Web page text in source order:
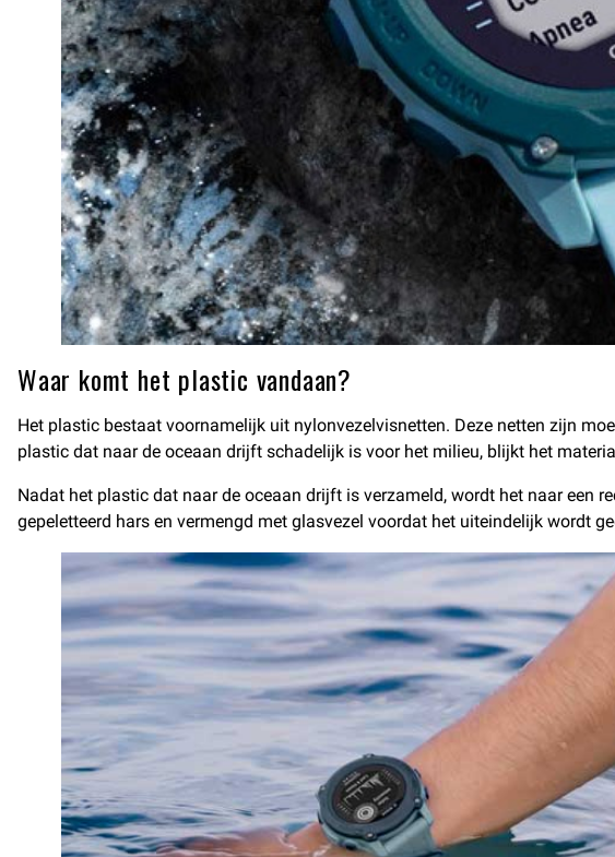
Waar komt het plastic vandaan?
Het plastic bestaat voornamelijk uit nylonvezelvisnetten. Deze netten zijn
plastic dat naar de oceaan drijft schadelijk is voor het milieu, blijkt het
Nadat het plastic dat naar de oceaan drijft is verzameld, wordt het naar een
gepeletteerd hars en vermengd met glasvezel voordat het uiteindelijk wordt